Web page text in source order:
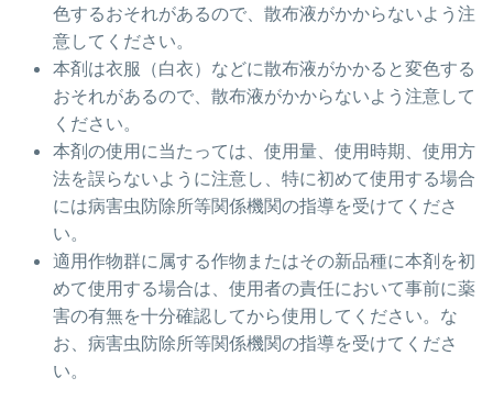
色するおそれがあるので、散布液がかからないよう注
意してください。
本剤は衣服（白衣）などに散布液がかかると変色する
おそれがあるので、散布液がかからないよう注意して
ください。
本剤の使用に当たっては、使用量、使用時期、使用方
法を誤らないように注意し、特に初めて使用する場合
には病害虫防除所等関係機関の指導を受けてくださ
い。
適用作物群に属する作物またはその新品種に本剤を初
めて使用する場合は、使用者の責任において事前に薬
害の有無を十分確認してから使用してください。な
お、病害虫防除所等関係機関の指導を受けてくださ
い。